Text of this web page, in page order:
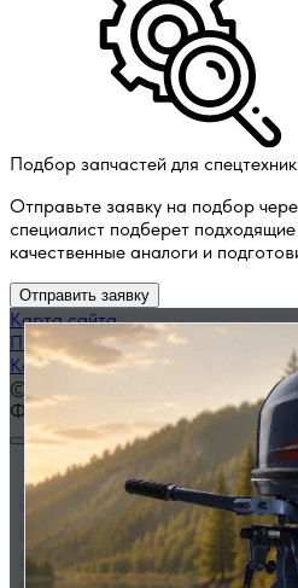
Подбор запчастей для
Отправьте заявку на подбор
специалист подберет
качественные аналоги и
Отправить заявку
Карта сайта
Политика конфиденциальности
Каталог запчастей по названию
© 2014 — 2026 ООО «ВЭД»
Фильтр
Производитель техники
Changlin
Kobelco
SANY